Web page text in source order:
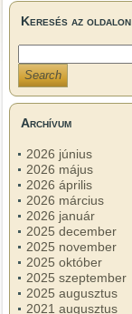
Keresés az oldalon
Archívum
2026 június
2026 május
2026 április
2026 március
2026 január
2025 december
2025 november
2025 október
2025 szeptember
2025 augusztus
2021 augusztus